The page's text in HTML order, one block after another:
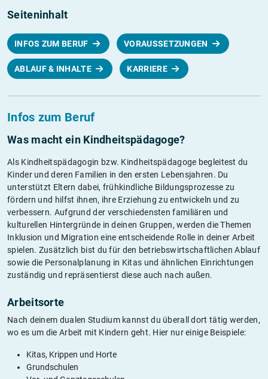
Seiteninhalt
INFOS ZUM BERUF VORAUSSETZUNGEN
ABLAUF & INHALTE KARRIERE
Infos zum Beruf
Was macht ein Kindheitspädagoge?
Als Kindheitspädagogin bzw. Kindheitspädagoge begleitest du
Kinder und deren Familien in den ersten Lebensjahren. Du
unterstützt Eltern dabei, frühkindliche Bildungsprozesse zu
fördern und hilfst ihnen, ihre Erziehung zu entwickeln und zu
verbessern. Aufgrund der verschiedensten familiären und
kulturellen Hintergründe in deinen Gruppen, werden die Themen
Inklusion und Migration eine entscheidende Rolle in deiner Arbeit
spielen. Zusätzlich bist du für den betriebswirtschaftlichen Ablauf
sowie die Personalplanung in Kitas und ähnlichen Einrichtungen
zuständig und repräsentierst diese auch nach außen.
Arbeitsorte
Nach deinem dualen Studium kannst du überall dort tätig werden,
wo es um die Arbeit mit Kindern geht. Hier nur einige Beispiele:
Kitas, Krippen und Horte
Grundschulen